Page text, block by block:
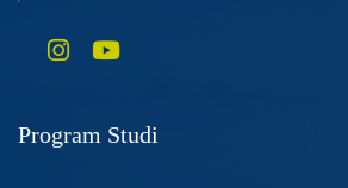
Program Studi